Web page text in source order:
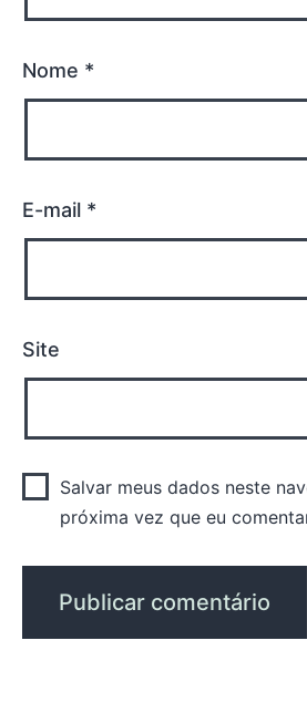
Nome *
E-mail *
Site
Salvar meus dados neste
próxima vez que eu